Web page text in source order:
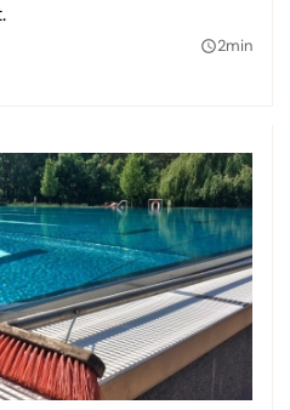
query_builder2min